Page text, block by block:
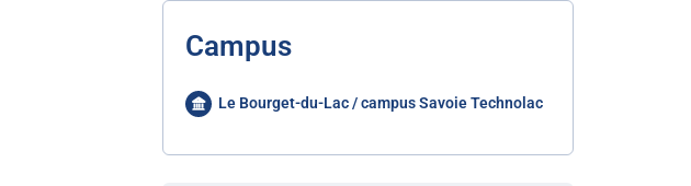
Campus
Le Bourget-du-Lac / campus Savoie Technolac